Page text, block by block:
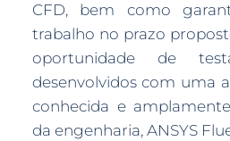
CFD, bem como
trabalho no prazo
oportunidade de
desenvolvidos com uma
conhecida e
da engenharia, ANSYS